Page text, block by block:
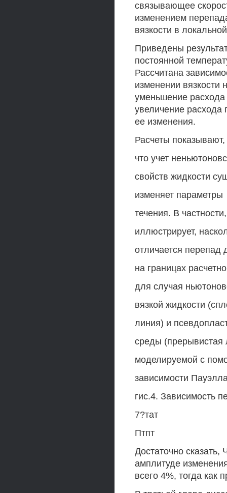
связывающее
изменением
вязкости в
Приведены
постоянной
Рассчитана
изменении вязкости
уменьшение расхода
увеличение расхода
ее изменения.
Расчеты показывают,
что учет
свойств жидкости
изменяет параметры
течения. В
иллюстрирует,
отличается перепад
на границах
для случая
вязкой жидкости
линия) и
среды (прерывистая
моделируемой с
зависимости
гис.4. Зависимость
7?тат
Птпт
Достаточно
амплитуде
всего 4%, тогда как